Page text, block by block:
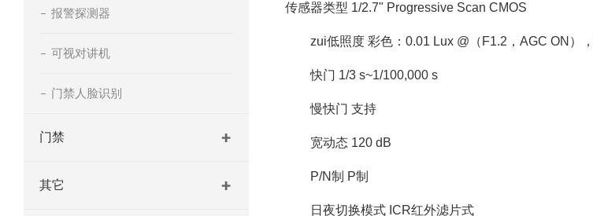
报警探测器
可视对讲机
门禁人脸识别
门禁
其它
传感器类型 1/2.7" Progressive Scan CMOS
zui低照度 彩色：0.01 Lux @（F1.2，AGC ON）
快门 1/3 s~1/100,000 s
慢快门 支持
宽动态 120 dB
P/N制 P制
日夜切换模式 ICR红外滤片式